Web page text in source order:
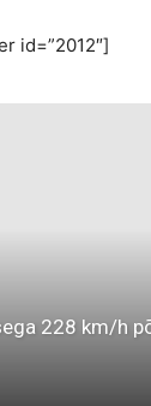
id=”2012″]
228 km/h